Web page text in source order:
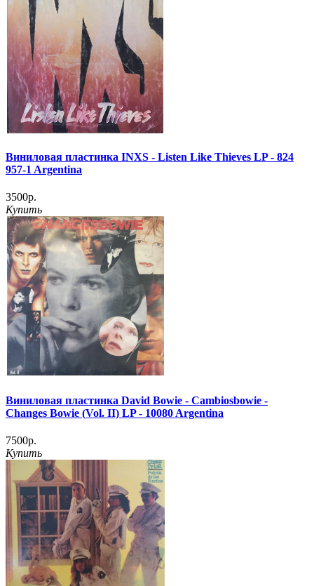
Виниловая пластинка INXS - Listen Like Thieves LP - 824
957-1 Argentina
3500р.
Купить
Виниловая пластинка David Bowie - Cambiosbowie -
Changes Bowie (Vol. II) LP - 10080 Argentina
7500р.
Купить